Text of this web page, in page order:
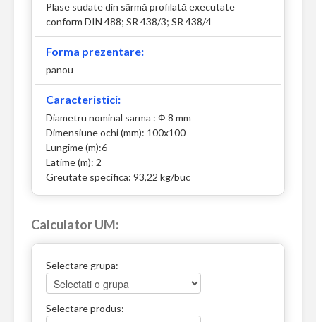
Plase sudate din sârmă profilată executate
conform DIN 488; SR 438/3; SR 438/4
Forma prezentare:
panou
Caracteristici:
Diametru nominal sarma : Ф 8 mm
Dimensiune ochi (mm): 100x100
Lungime (m):6
Latime (m): 2
Greutate specifica: 93,22 kg/buc
Calculator UM:
Selectare grupa:
Selectare produs: